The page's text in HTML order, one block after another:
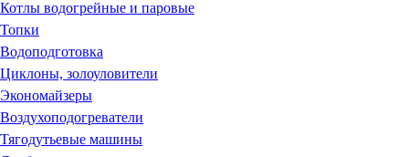
Котлы водогрейные и паровые
Топки
Водоподготовка
Циклоны, золоуловители
Экономайзеры
Воздухоподогреватели
Тягодутьевые машины